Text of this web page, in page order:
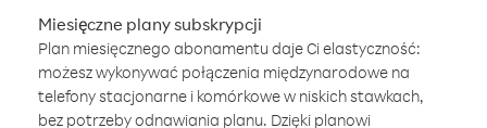
Miesięczne plany subskrypcji
Plan miesięcznego abonamentu daje Ci elastyczność:
możesz wykonywać połączenia międzynarodowe na
telefony stacjonarne i komórkowe w niskich stawkach,
bez potrzeby odnawiania planu. Dzięki planowi